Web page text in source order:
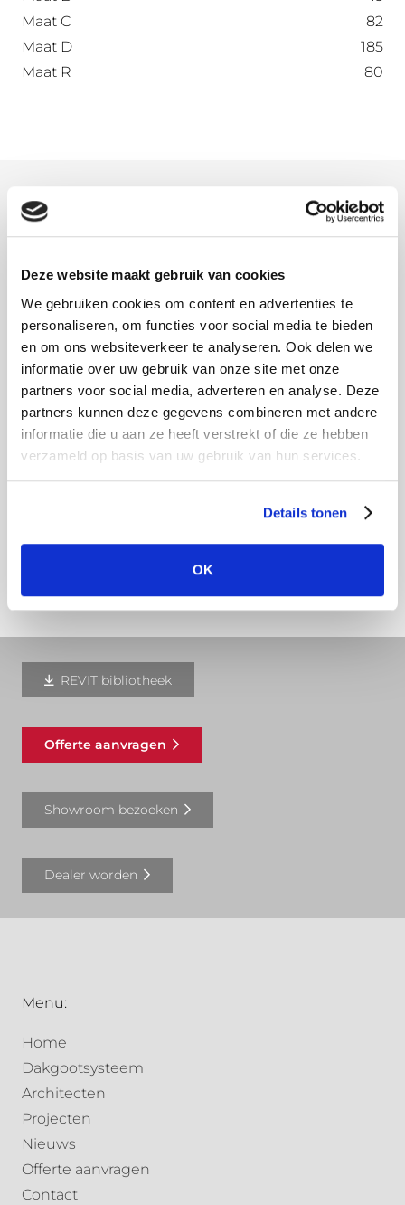
Deze website maakt gebruik van cookies
We gebruiken cookies om content en advertenties te
personaliseren, om functies voor social media te bieden
en om ons websiteverkeer te analyseren. Ook delen we
informatie over uw gebruik van onze site met onze
partners voor social media, adverteren en analyse. Deze
partners kunnen deze gegevens combineren met andere
informatie die u aan ze heeft verstrekt of die ze hebben
verzameld op basis van uw gebruik van hun services.
Details tonen
OK
Maat C
82
Maat D
185
Maat R
80
Meer informatie
Kies de plek op de dakgoot waar u naar beneden
wilt met de regenpijp. Boor daar in het hart van de
gatzaag van tussen de 60 en 70 mm. het gat
groter te maken. Haal eventuele bramen weg met
een halfronde vijl voor metaal zodat u zich niet
kunt bezeren aan de scherpe randen.
Haak de uitloop over de achterkant van de goot.
Duw de uitloop omhoog, totdat deze in de kraal
van de goot vastklikt. Centreer de uitloop netjes
boven het zojuist gemaakte gat in de dakgoot.
Download hier onze montagehandleiding
REVIT bibliotheek
Offerte aanvragen
Showroom bezoeken
Dealer worden
Menu:
Home
Dakgootsysteem
Architecten
Projecten
Nieuws
Offerte aanvragen
Contact